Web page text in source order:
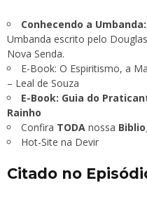
Conhecendo a
Umbanda escrito pelo
Nova Senda.
E-Book: O Espiritismo, a
– Leal de Souza
E-Book: Guia do
Rainho
Confira TODA nossa
Hot-Site na Devir
Citado no